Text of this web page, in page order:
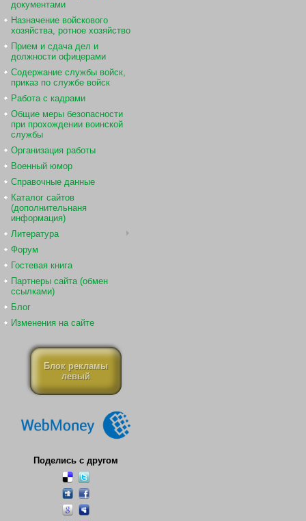
документами
Назначение войскового
хозяйства, ротное хозяйство
Прием и сдача дел и
должности офицерами
Содержание службы войск,
приказ по службе войск
Работа с кадрами
Общие меры безопасности
при прохождении воинской
службы
Организация работы
Военный юмор
Справочные данные
Каталог сайтов
(дополнительнаня
информация)
Литература
Форум
Гостевая книга
Партнеры сайта (обмен
ссылками)
Блог
Изменения на сайте
Блок рекламы
левый
Поделись с другом